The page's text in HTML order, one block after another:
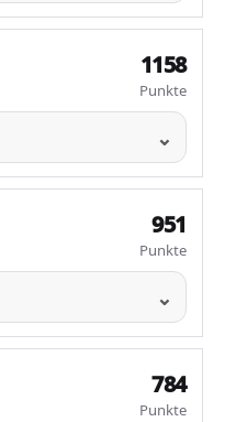
1158
Punkte
951
Punkte
784
Punkte